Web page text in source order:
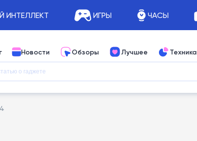
ИНТЕЛЛЕКТ ИГРЫ ЧАСЫ
Новости Обзоры Лучшее Техника